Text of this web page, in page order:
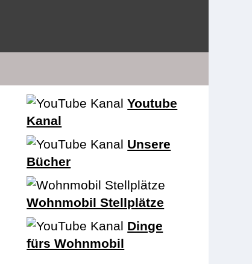
Youtube
Kanal
Unsere
Bücher
Wohnmobil Stellplätze
Dinge
fürs Wohnmobil